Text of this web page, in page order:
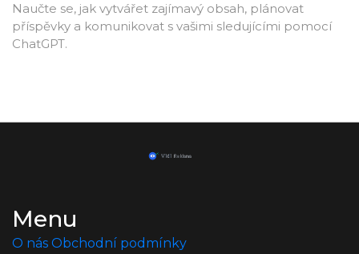
Naučte se, jak vytvářet zajímavý obsah, plánovat
příspěvky a komunikovat s vašimi sledujícími pomocí
ChatGPT.
Menu
O nás Obchodní podmínky